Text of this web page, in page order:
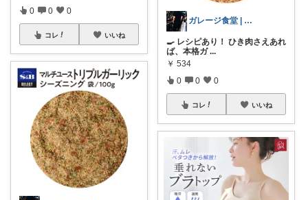
0 0 0
コレ いいね
ガレージ食堂 | 開業準備中
🍳 レシピあり！ ひき肉さえあれ
ば、本格ガ ...
￥ 534
0 0 0
コレ いいね